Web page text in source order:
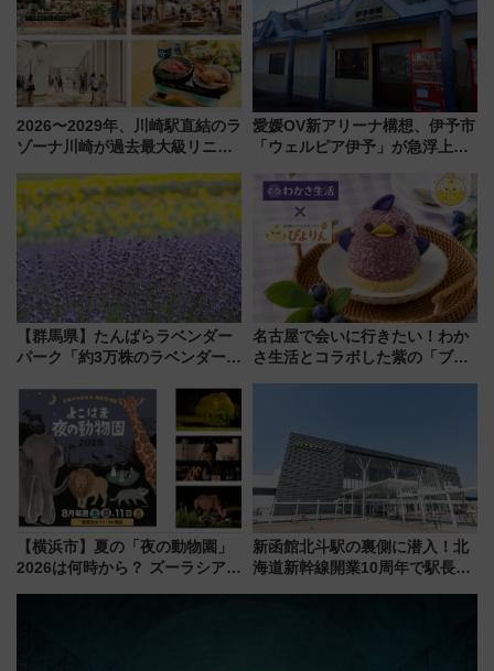
2026〜2029年、川崎駅直結のラ
ゾーナ川崎が過去最大級リニュ
「いつから何が変わるか」徹底
解説！
愛媛OV新アリーナ構想、伊予市
「ウェルピア伊予」が急浮上！
で探る鉄道アクセスの未来
【群馬県】たんばらラベンダー
パーク「約3万株のラベンダー」
で都心から約1時間半で夏の絶景
を！
名古屋で会いに行きたい！わか
さ生活とコラボした紫の「ブル
【横浜市】夏の「夜の動物園」
2026は何時から？ ズーラシア・
新函館北斗駅の裏側に潜入！北
海道新幹線開業10周年で駅長